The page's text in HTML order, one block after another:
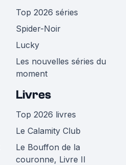
Top 2026 séries
Spider-Noir
Lucky
Les nouvelles séries du
moment
Livres
Top 2026 livres
Le Calamity Club
Le Bouffon de la
couronne, Livre II